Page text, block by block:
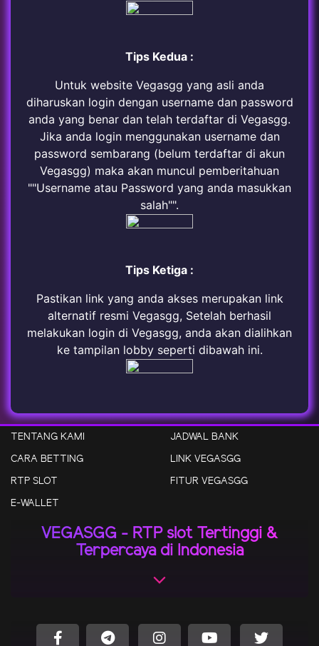
Tips Kedua :
Untuk website Vegasgg yang asli anda
diharuskan login dengan username dan password
anda yang benar dan telah terdaftar di Vegasgg.
Jika anda login menggunakan username dan
password sembarang (belum terdaftar di akun
Vegasgg) maka akan muncul pemberitahuan
""Username atau Password yang anda masukkan
salah"".
Tips Ketiga :
Pastikan link yang anda akses merupakan link
alternatif resmi Vegasgg, Setelah berhasil
melakukan login di Vegasgg, anda akan dialihkan
ke tampilan lobby seperti dibawah ini.
TENTANG KAMI
JADWAL BANK
CARA BETTING
LINK VEGASGG
RTP SLOT
FITUR VEGASGG
E-WALLET
VEGASGG - RTP slot Tertinggi &
Terpercaya di Indonesia